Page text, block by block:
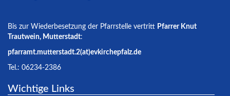
Bis zur Wiederbesetzung der Pfarrstelle vertritt Pfarrer Knut
Trautwein, Mutterstadt:
pfarramt.mutterstadt.2(at)evkirchepfalz.de
Tel.: 06234-2386
Wichtige Links